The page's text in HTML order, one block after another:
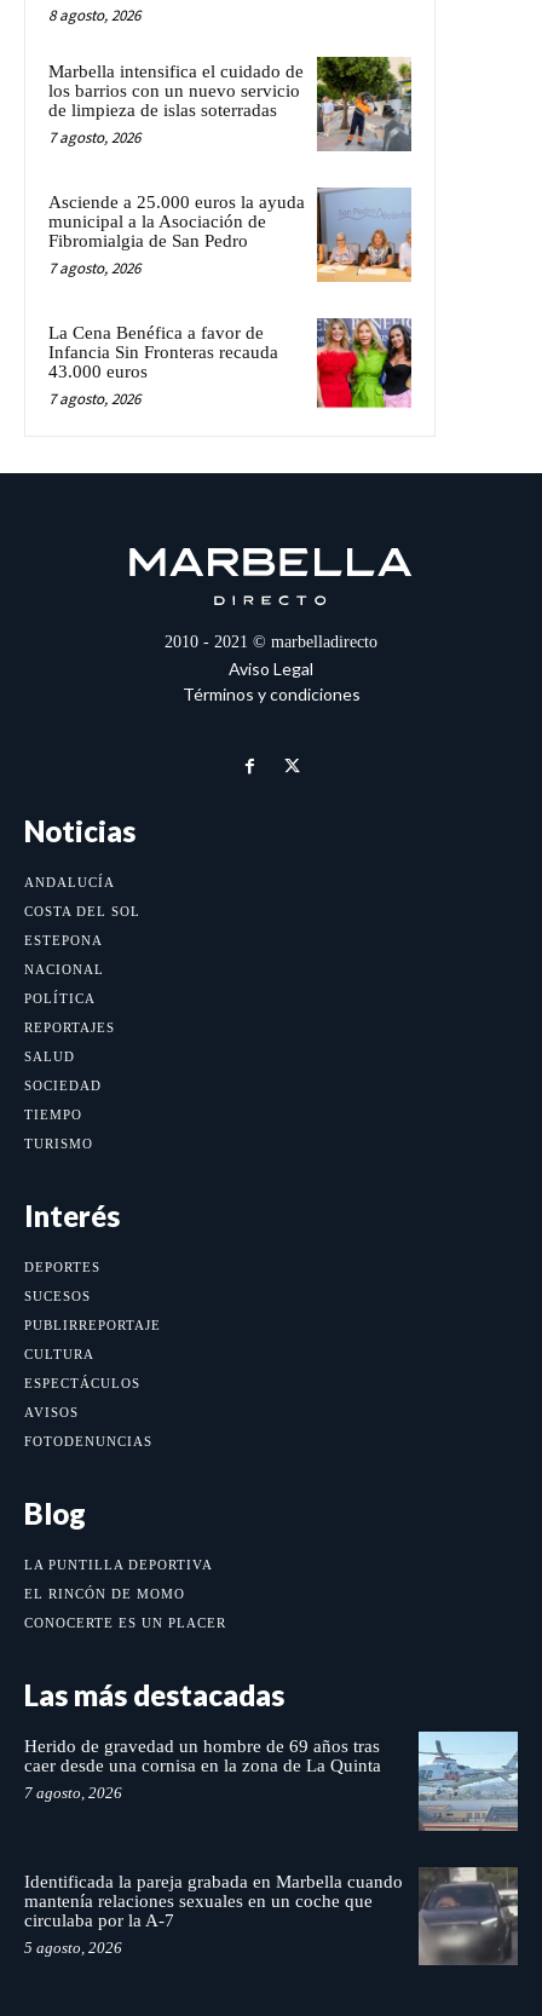
8 agosto, 2026
Marbella intensifica el cuidado de
los barrios con un nuevo servicio
de limpieza de islas soterradas
7 agosto, 2026
Asciende a 25.000 euros la ayuda
municipal a la Asociación de
Fibromialgia de San Pedro
7 agosto, 2026
La Cena Benéfica a favor de
Infancia Sin Fronteras recauda
43.000 euros
7 agosto, 2026
2010 - 2021 © marbelladirecto
Aviso Legal
Términos y condiciones
Noticias
ANDALUCÍA
COSTA DEL SOL
ESTEPONA
NACIONAL
POLÍTICA
REPORTAJES
SALUD
SOCIEDAD
TIEMPO
TURISMO
Interés
DEPORTES
SUCESOS
PUBLIRREPORTAJE
CULTURA
ESPECTÁCULOS
AVISOS
FOTODENUNCIAS
Blog
LA PUNTILLA DEPORTIVA
EL RINCÓN DE MOMO
CONOCERTE ES UN PLACER
Las más destacadas
Herido de gravedad un hombre de 69 años tras
caer desde una cornisa en la zona de La Quinta
7 agosto, 2026
Identificada la pareja grabada en Marbella cuando
mantenía relaciones sexuales en un coche que
circulaba por la A-7
5 agosto, 2026